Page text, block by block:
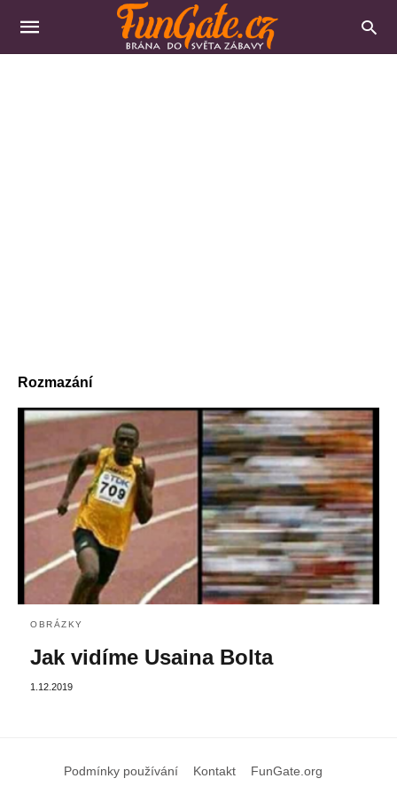
Rozmazání
OBRÁZKY
Jak vidíme Usaina Bolta
1.12.2019
Podmínky používání Kontakt FunGate.org